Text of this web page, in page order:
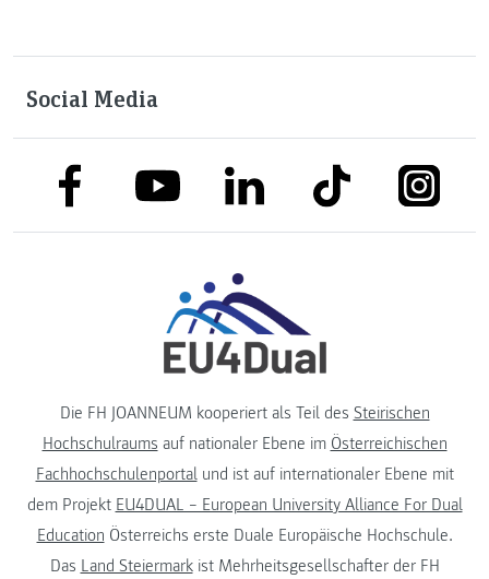
Social Media
link to facebooklink to youtubelink to linkedinlink to tiktok link to
Die FH JOANNEUM kooperiert als Teil des Steirischen
Hochschulraums auf nationaler Ebene im Österreichischen
Fachhochschulenportalund ist auf internationaler Ebene mit
dem Projekt EU4DUAL – European University Alliance For Dual
Education Österreichs erste Duale Europäische Hochschule.
Das Land Steiermarkist Mehrheitsgesellschafter der FH